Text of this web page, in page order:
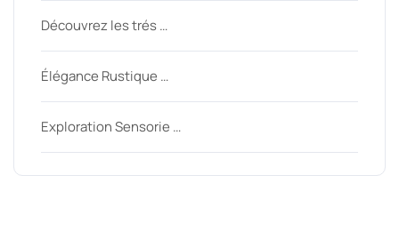
Découvrez les trés …
Élégance Rustique …
Exploration Sensorie …